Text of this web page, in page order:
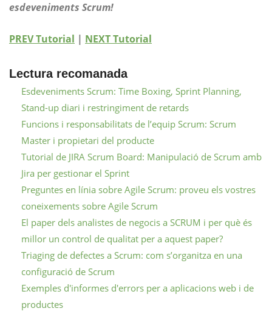
esdeveniments Scrum!
PREV Tutorial | NEXT Tutorial
Lectura recomanada
Esdeveniments Scrum: Time Boxing, Sprint Planning,
Stand-up diari i restringiment de retards
Funcions i responsabilitats de l’equip Scrum: Scrum
Master i propietari del producte
Tutorial de JIRA Scrum Board: Manipulació de Scrum amb
Jira per gestionar el Sprint
Preguntes en línia sobre Agile Scrum: proveu els vostres
coneixements sobre Agile Scrum
El paper dels analistes de negocis a SCRUM i per què és
millor un control de qualitat per a aquest paper?
Triaging de defectes a Scrum: com s’organitza en una
configuració de Scrum
Exemples d'informes d'errors per a aplicacions web i de
productes